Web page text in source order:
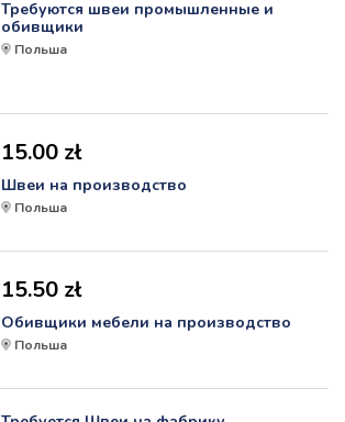
Требуются швеи промышленные и
обивщики
Польша
15.00 zł
Швеи на производство
Польша
15.50 zł
Обивщики мебели на производство
Польша